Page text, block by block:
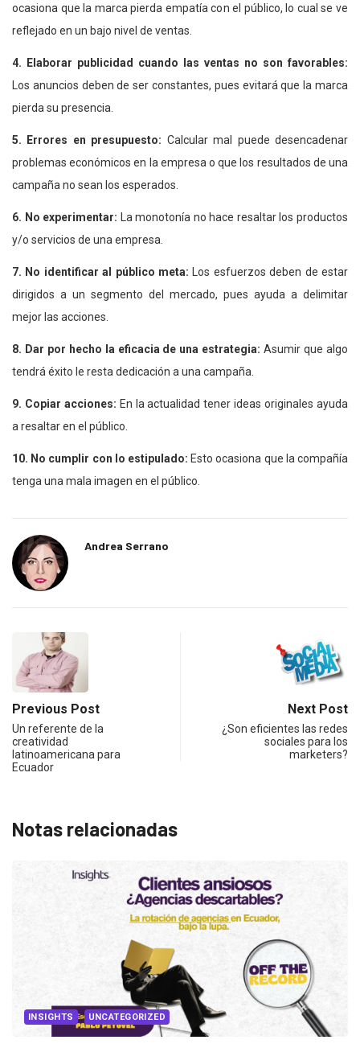
ocasiona que la marca pierda empatía con el público, lo cual se ve
reflejado en un bajo nivel de ventas.
4. Elaborar publicidad cuando las ventas no son favorables:
Los anuncios deben de ser constantes, pues evitará que la marca
pierda su presencia.
5. Errores en presupuesto: Calcular mal puede desencadenar
problemas económicos en la empresa o que los resultados de una
campaña no sean los esperados.
6. No experimentar: La monotonía no hace resaltar los productos
y/o servicios de una empresa.
7. No identificar al público meta: Los esfuerzos deben de estar
dirigidos a un segmento del mercado, pues ayuda a delimitar
mejor las acciones.
8. Dar por hecho la eficacia de una estrategia: Asumir que algo
tendrá éxito le resta dedicación a una campaña.
9. Copiar acciones: En la actualidad tener ideas originales ayuda
a resaltar en el público.
10. No cumplir con lo estipulado: Esto ocasiona que la compañía
tenga una mala imagen en el público.
Andrea Serrano
Previous Post
Un referente de la
creatividad
latinoamericana para
Ecuador
Next Post
¿Son eficientes las redes
sociales para los
marketers?
Notas relacionadas